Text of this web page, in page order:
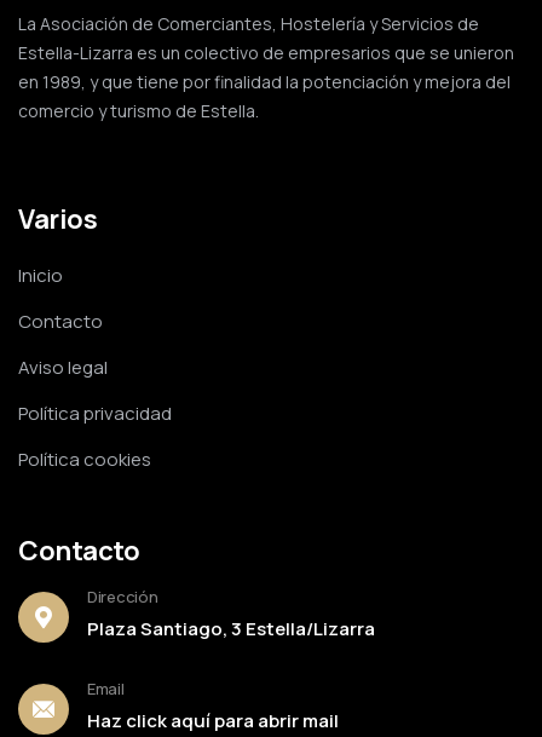
La Asociación de Comerciantes, Hostelería y Servicios de
Estella-Lizarra es un colectivo de empresarios que se unieron
en 1989, y que tiene por finalidad la potenciación y mejora del
comercio y turismo de Estella.
Varios
Inicio
Contacto
Aviso legal
Política privacidad
Política cookies
Contacto
Dirección
Plaza Santiago, 3 Estella/Lizarra
Email
Haz click aquí para abrir mail